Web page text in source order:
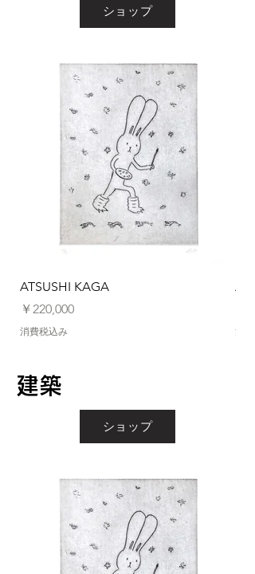
ショップ
ATSUSHI KAGA
価格
￥220,000
消費税込み 消費
建築
ショップ